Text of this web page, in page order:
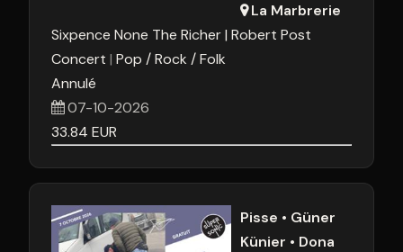
La Marbrerie
Sixpence None The Richer Robert Post
Concert Pop / Rock / Folk
Annulé
07-10-2026
33.84 EUR
Pisse • Güner
Künier • Dona